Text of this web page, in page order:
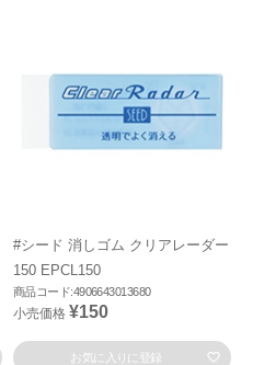
#シード 消しゴム クリアレーダー
150 EPCL150
商品コード:4906643013680
小売価格 ¥150
お気に入りに登録